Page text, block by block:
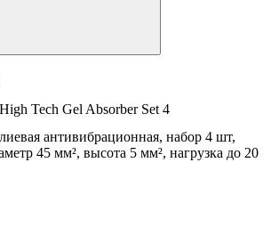
Tech Gel Absorber Set 4
антивибрационная, набор 4 шт,
45 мм², высота 5 мм², нагрузка до 20